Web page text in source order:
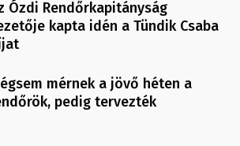
Ózdi Rendőrkapitányság
kapta idén a Tündik Csaba
mérnek a jövő héten a
pedig tervezték